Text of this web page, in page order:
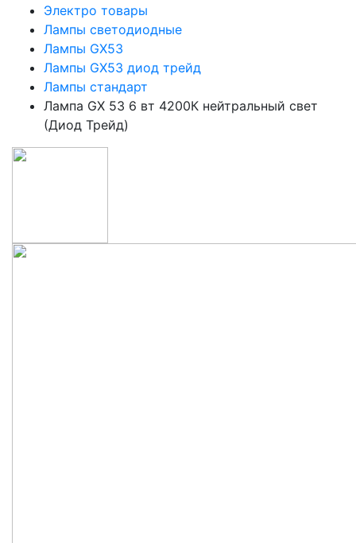
Электро товары
Лампы светодиодные
Лампы GX53
Лампы GX53 диод трейд
Лампы стандарт
Лампа GX 53 6 вт 4200К нейтральный свет
(Диод Трейд)